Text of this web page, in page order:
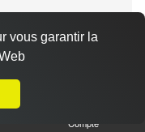
Compte
vous garantir la